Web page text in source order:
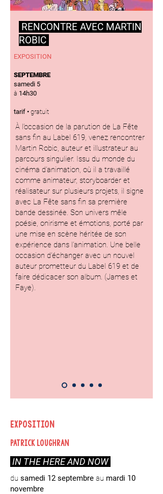
RENCONTRE AVEC MARTIN
ROBIC
EXPOSITION
SEPTEMBRE
samedi 5
à 14h30
tarif • gratuit
À l’occasion de la parution de La Fête
sans fin au Label 619, venez rencontrer
Martin Robic, auteur et illustrateur au
parcours singulier. Issu du monde du
cinéma d’animation, où il a travaillé
comme animateur, storyboarder et
réalisateur sur plusieurs projets, il signe
avec La Fête sans fin sa première
bande dessinée. Son univers mêle
poésie, onirisme et émotions, porté par
une mise en scène héritée de son
expérience dans l’animation. Une belle
occasion d’échanger avec un nouvel
auteur prometteur du Label 619 et de
faire dédicacer son album. (James et
Faye).
exposition
PATRICK LOUGHRAN
IN THE HERE AND NOW
du samedi 12 septembre au mardi 10
novembre